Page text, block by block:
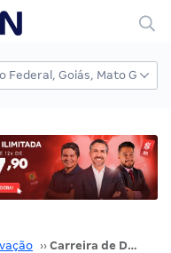
›› Carreira de Delegado de Polícia: acabe com as suas dúvidas!